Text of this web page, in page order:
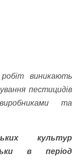
виникають
пестицидів
та
культур
в період